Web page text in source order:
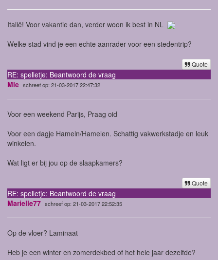
Italië! Voor vakantie dan, verder woon ik best in NL
Welke stad vind je een echte aanrader voor een stedentrip?
Quote
RE: spelletje: Beantwoord de vraag
Mie schreef op: 21-03-2017 22:47:32
Voor een weekend Parijs, Praag oid
Voor een dagje Hameln/Hamelen. Schattig vakwerkstadje en leuk
winkelen.
Wat ligt er bij jou op de slaapkamers?
Quote
RE: spelletje: Beantwoord de vraag
Marielle77 schreef op: 21-03-2017 22:52:35
Op de vloer? Laminaat
Heb je een winter en zomerdekbed of het hele jaar dezelfde?